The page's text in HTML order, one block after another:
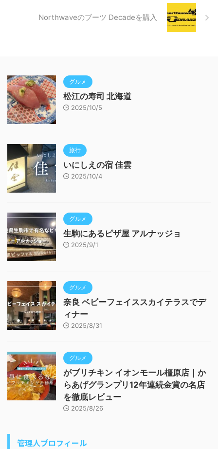
Northwaveのブーツ Decadeを購入
グルメ
松江の寿司 北海道
2025/10/5
旅行
いにしえの宿 佳雲
2025/10/4
グルメ
生駒にあるピザ屋 アルナッジョ
2025/9/1
グルメ
奈良 ベビーフェイススカイテラスでデ
ィナー
2025/8/31
グルメ
がブリチキン イオンモール橿原店｜か
らあげグランプリ12年連続金賞の名店
を徹底レビュー
2025/8/26
管理人プロフィール